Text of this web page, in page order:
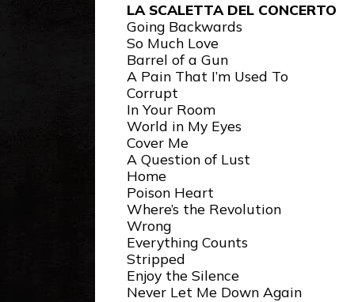
LA SCALETTA DEL CONCERTO
Going Backwards
So Much Love
Barrel of a Gun
A Pain That I’m Used To
Corrupt
In Your Room
World in My Eyes
Cover Me
A Question of Lust
Home
Poison Heart
Where’s the Revolution
Wrong
Everything Counts
Stripped
Enjoy the Silence
Never Let Me Down Again